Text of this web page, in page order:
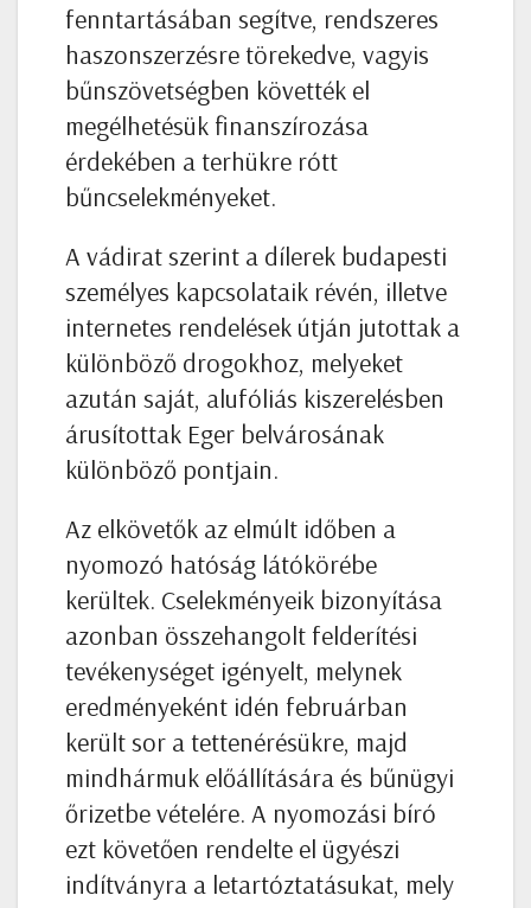
fenntartásában segítve, rendszeres
haszonszerzésre törekedve, vagyis
bűnszövetségben követték el
megélhetésük finanszírozása
érdekében a terhükre rótt
bűncselekményeket.
A vádirat szerint a dílerek budapesti
személyes kapcsolataik révén, illetve
internetes rendelések útján jutottak a
különböző drogokhoz, melyeket
azután saját, alufóliás kiszerelésben
árusítottak Eger belvárosának
különböző pontjain.
Az elkövetők az elmúlt időben a
nyomozó hatóság látókörébe
kerültek. Cselekményeik bizonyítása
azonban összehangolt felderítési
tevékenységet igényelt, melynek
eredményeként idén februárban
került sor a tettenérésükre, majd
mindhármuk előállítására és bűnügyi
őrizetbe vételére. A nyomozási bíró
ezt követően rendelte el ügyészi
indítványra a letartóztatásukat, mely